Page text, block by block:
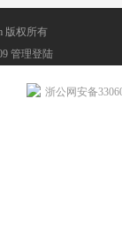
版权所有
管理登陆
浙公网安备